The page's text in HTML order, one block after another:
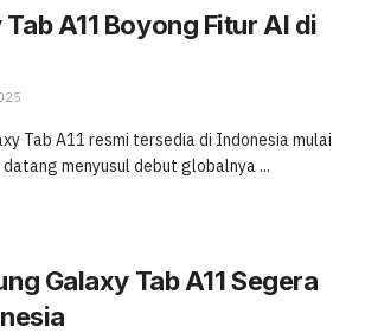
A11 Boyong Fitur AI di
Tab A11 resmi tersedia di Indonesia mulai
menyusul debut globalnya ...
Galaxy Tab A11 Segera